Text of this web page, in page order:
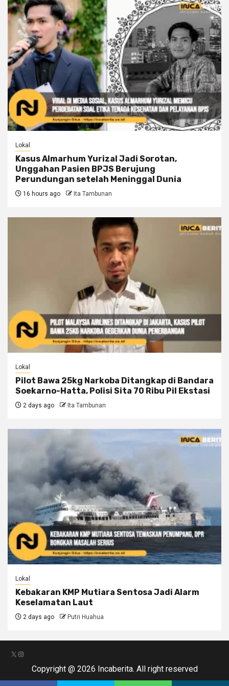
Lokal
Kasus Almarhum Yurizal Jadi Sorotan,
Unggahan Pasien BPJS Berujung
Perundungan setelah Meninggal Dunia
16 hours ago Ita Tambunan
Lokal
Pilot Bawa 25kg Narkoba Ditangkap di Bandara
Soekarno-Hatta, Polisi Sita 70 Ribu Pil Ekstasi
2 days ago Ita Tambunan
Lokal
Kebakaran KMP Mutiara Sentosa Jadi Alarm
Keselamatan Laut
2 days ago Putri Huahua
X Instagram
Copyright @ 2026 Incaberita. All right reserved